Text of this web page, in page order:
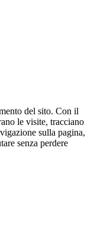
del sito. Con il
le visite, tracciano
sulla pagina,
senza perdere